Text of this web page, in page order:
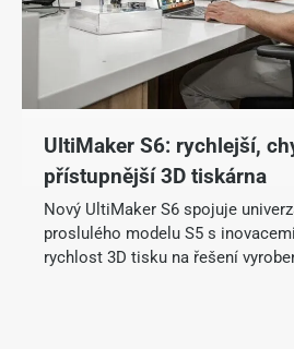
UltiMaker S6: rychlejší,
přístupnější 3D tiskárna
Nový UltiMaker S6 spojuje
proslulého modelu S5 s
rychlost 3D tisku na řešení